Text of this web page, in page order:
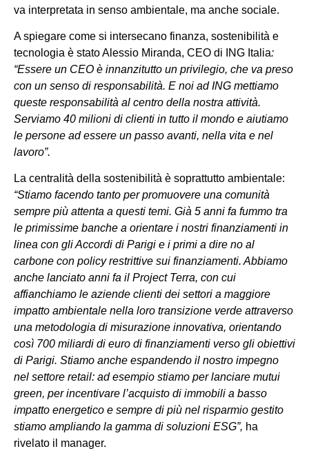
va interpretata in senso ambientale, ma anche sociale.
A spiegare come si intersecano finanza, sostenibilità e
tecnologia è stato Alessio Miranda, CEO di ING Italia:
“Essere un CEO è innanzitutto un privilegio, che va preso
con un senso di responsabilità. E noi ad ING mettiamo
queste responsabilità al centro della nostra attività.
Serviamo 40 milioni di clienti in tutto il mondo e aiutiamo
le persone ad essere un passo avanti, nella vita e nel
lavoro”.
La centralità della sostenibilità è soprattutto ambientale:
“Stiamo facendo tanto per promuovere una comunità
sempre più attenta a questi temi. Già 5 anni fa fummo tra
le primissime banche a orientare i nostri finanziamenti in
linea con gli Accordi di Parigi e i primi a dire no al
carbone con policy restrittive sui finanziamenti. Abbiamo
anche lanciato anni fa il Project Terra, con cui
affianchiamo le aziende clienti dei settori a maggiore
impatto ambientale nella loro transizione verde attraverso
una metodologia di misurazione innovativa, orientando
così 700 miliardi di euro di finanziamenti verso gli obiettivi
di Parigi. Stiamo anche espandendo il nostro impegno
nel settore retail: ad esempio stiamo per lanciare mutui
green, per incentivare l’acquisto di immobili a basso
impatto energetico e sempre di più nel risparmio gestito
stiamo ampliando la gamma di soluzioni ESG”, ha
rivelato il manager.